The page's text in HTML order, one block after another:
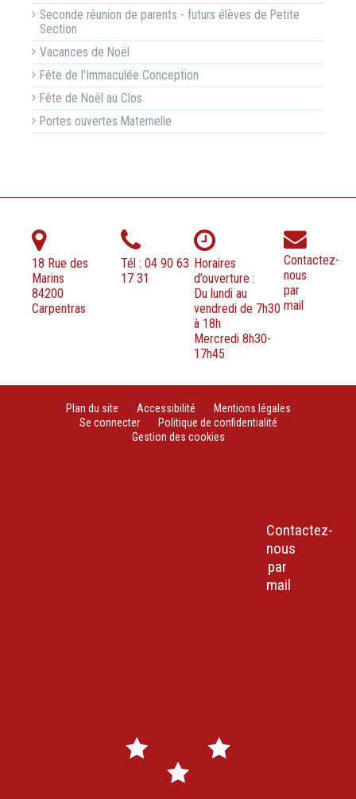
Seconde réunion de parents - futurs élèves de Petite
Section
Vacances de Noël
Fête de l'Immaculée Conception
Fête de Noël au Clos
Portes ouvertes Maternelle
18 Rue des
Marins
84200
Carpentras
Tél : 04 90 63
17 31
Horaires
d’ouverture :
Du lundi au
vendredi de 7h30
à 18h
Mercredi 8h30-
17h45
Contactez-
nous
par
mail
Plan du site Accessibilité
Mentions légales
Se connecter
Politique de confidentialité
Gestion des cookies
Contactez-
nous
par
mail